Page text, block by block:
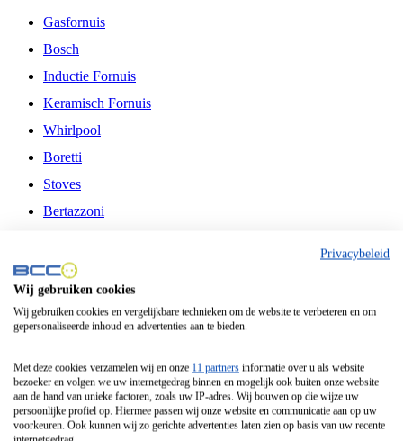
Gasfornuis
Bosch
Inductie Fornuis
Keramisch Fornuis
Whirlpool
Boretti
Stoves
Bertazzoni
Fitelli
Airfryer
Frituurpan
Contactgrill
Broodbakmachine
Broodrooster
Privacybeleid
Wij gebruiken cookies
Wij gebruiken cookies en vergelijkbare technieken om de website te verbeteren en om
gepersonaliseerde inhoud en advertenties aan te bieden.
Met deze cookies verzamelen wij en onze 11 partners informatie over u als website
bezoeker en volgen we uw internetgedrag binnen en mogelijk ook buiten onze website
aan de hand van unieke factoren, zoals uw IP-adres. Wij bouwen op die wijze uw
persoonlijke profiel op. Hiermee passen wij onze website en communicatie aan op uw
voorkeuren. Ook kunnen wij zo gerichte advertenties laten zien op basis van uw recente